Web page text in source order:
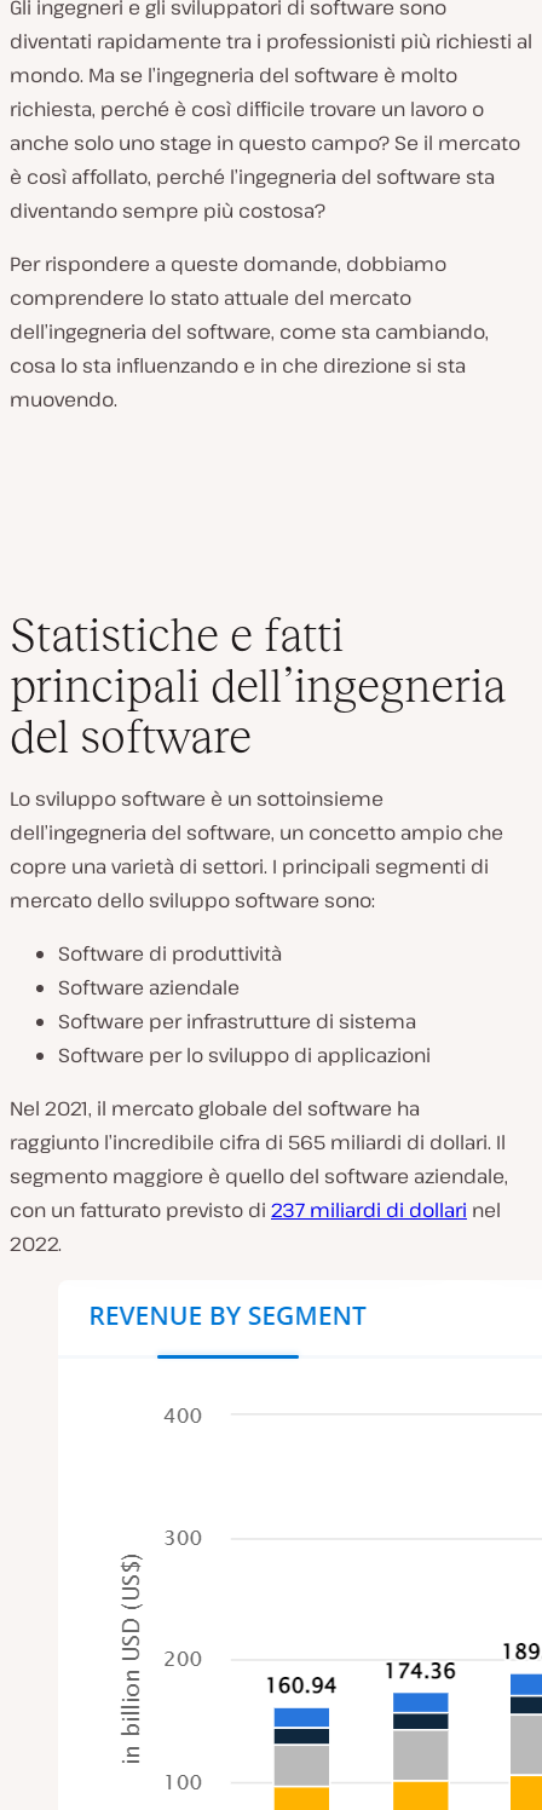
Gli ingegneri e gli sviluppatori di software sono
diventati rapidamente tra i professionisti più richiesti al
mondo. Ma se l’ingegneria del software è molto
richiesta, perché è così difficile trovare un lavoro o
anche solo uno stage in questo campo? Se il mercato
è così affollato, perché l’ingegneria del software sta
diventando sempre più costosa?
Per rispondere a queste domande, dobbiamo
comprendere lo stato attuale del mercato
dell’ingegneria del software, come sta cambiando,
cosa lo sta influenzando e in che direzione si sta
muovendo.
Statistiche e fatti
principali dell’ingegneria
del software
Lo sviluppo software è un sottoinsieme
dell’ingegneria del software, un concetto ampio che
copre una varietà di settori. I principali segmenti di
mercato dello sviluppo software sono:
Software di produttività
Software aziendale
Software per infrastrutture di sistema
Software per lo sviluppo di applicazioni
Nel 2021, il mercato globale del software ha
raggiunto l’incredibile cifra di 565 miliardi di dollari. Il
segmento maggiore è quello del software aziendale,
con un fatturato previsto di 237 miliardi di dollari nel
2022.